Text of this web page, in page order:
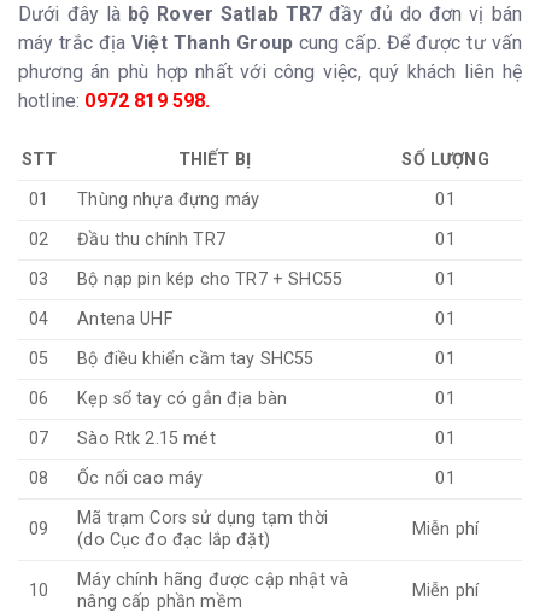
Dưới đây là bộ Rover Satlab TR7 đầy đủ do đơn vị bán
máy trắc địaViệt Thanh Group cung cấp. Để được tư vấn
phương án phù hợp nhất với công việc, quý khách liên hệ
hotline: 0972 819 598.
STT THIẾT BỊ
SỐ LƯỢNG
01
Thùng nhựa đựng máy
01
02
Đầu thu chính TR7
01
03
Bộ nạp pin kép cho TR7 + SHC55
01
04
Antena UHF
01
05
Bộ điều khiển cầm tay SHC55
01
06
Kẹp sổ tay có gắn địa bàn
01
07
Sào Rtk 2.15 mét
01
08
Ốc nối cao máy 01
09
Mã trạm Cors sử dụng tạm thời
(do Cục đo đạc lắp đặt)
Miễn phí
10
Máy chính hãng được cập nhật và
nâng cấp phần mềm
Miễn phí